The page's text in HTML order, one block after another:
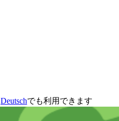
Deutschでも利用できます